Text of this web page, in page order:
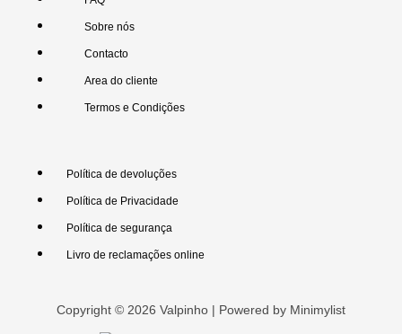
Sobre nós
Contacto
Area do cliente
Termos e Condições
Política de devoluções
Política de Privacidade
Política de segurança
Livro de reclamações online
Copyright © 2026 Valpinho | Powered by Minimylist